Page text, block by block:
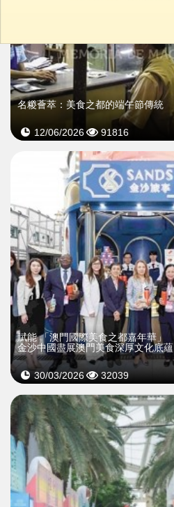
名糉薈萃：美食之都的端午節傳統
12/06/2026 91816
賦能 「澳門國際美食之都嘉年華」
金沙中國盡展澳門美食深厚文化底蘊
30/03/2026 32039